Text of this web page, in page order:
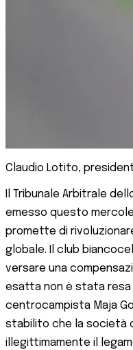
Claudio Lotito,
Il Tribunale Arbitrale
emesso questo
promette di
globale. Il club
versare una
esatta non è stata resa
centrocampista Maja
stabilito che la società
illegittimamente il